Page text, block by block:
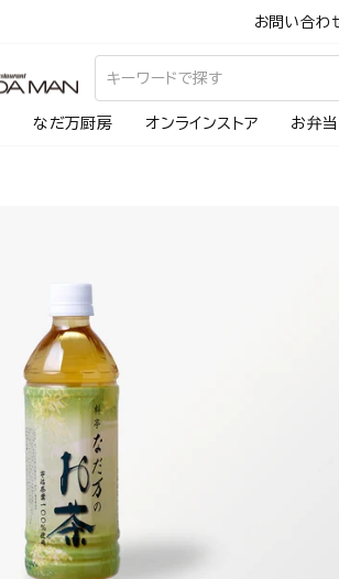
お問い合わ
なだ万厨房 オンラインストア お弁